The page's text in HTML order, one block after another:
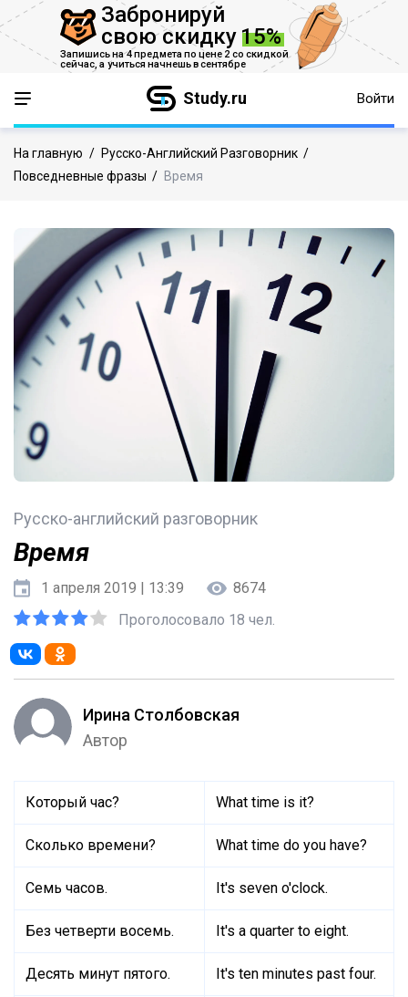
Забронируй
свою скидку 15%
Запишись на 4 предмета по цене 2 со скидкой
сейчас, а учиться начнешь в сентябре
Study.ru Войти
На главную / Русско-Английский Разговорник /
Повседневные фразы / Время
Русско-английский разговорник
Время
1 апреля 2019 | 13:39
8674
Проголосовало 18 чел.
Ирина Столбовская
Автор
Который час? What time is it?
Сколько времени? What time do you have?
Семь часов. It's seven o'clock.
Без четверти восемь. It's a quarter to eight.
Десять минут пятого. It's ten minutes past four.